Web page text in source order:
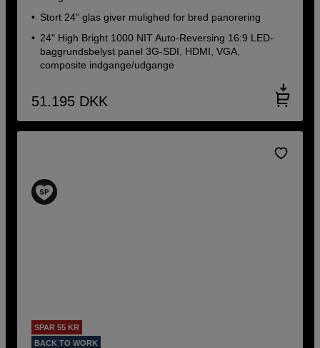
Stort 24" glas giver mulighed for bred panorering
24" High Bright 1000 NIT Auto-Reversing 16:9 LED-
baggrundsbelyst panel 3G-SDI, HDMI, VGA,
composite indgange/udgange
51.195 DKK
SPAR 55 KR
BACK TO WORK